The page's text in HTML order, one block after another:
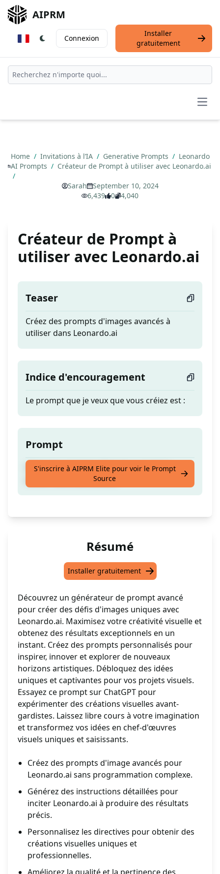
AIPRM
Connexion
Installer
gratuitement
Home / Invitations à l’IA / Generative Prompts / Leonardo
AI Prompts / Créateur de Prompt à utiliser avec Leonardo.ai
/
Sarah
September 10, 2024
6,439
0 4,040
Créateur de Prompt à
utiliser avec Leonardo.ai
Teaser
Créez des prompts d'images avancés à
utiliser dans Leonardo.ai
Indice d'encouragement
Le prompt que je veux que vous créiez est :
Prompt
Créez des prompts d'images avancés à
utiliser dans Leonardo.ai
S'inscrire à AIPRM Elite pour voir le Prompt
Source
Résumé
Installer gratuitement
Découvrez un générateur de prompt avancé
pour créer des défis d'images uniques avec
Leonardo.ai. Maximisez votre créativité visuelle et
obtenez des résultats exceptionnels en un
instant. Créez des prompts personnalisés pour
inspirer, innover et explorer de nouveaux
horizons artistiques. Débloquez des idées
uniques et captivantes pour vos projets visuels.
Essayez ce prompt sur ChatGPT pour
expérimenter des créations visuelles avant-
gardistes. Laissez libre cours à votre imagination
et transformez vos idées en chef-d'œuvres
visuels uniques et saisissants.
Créez des prompts d'image avancés pour
Leonardo.ai sans programmation complexe.
Générez des instructions détaillées pour
inciter Leonardo.ai à produire des résultats
précis.
Personnalisez les directives pour obtenir des
créations visuelles uniques et
professionnelles.